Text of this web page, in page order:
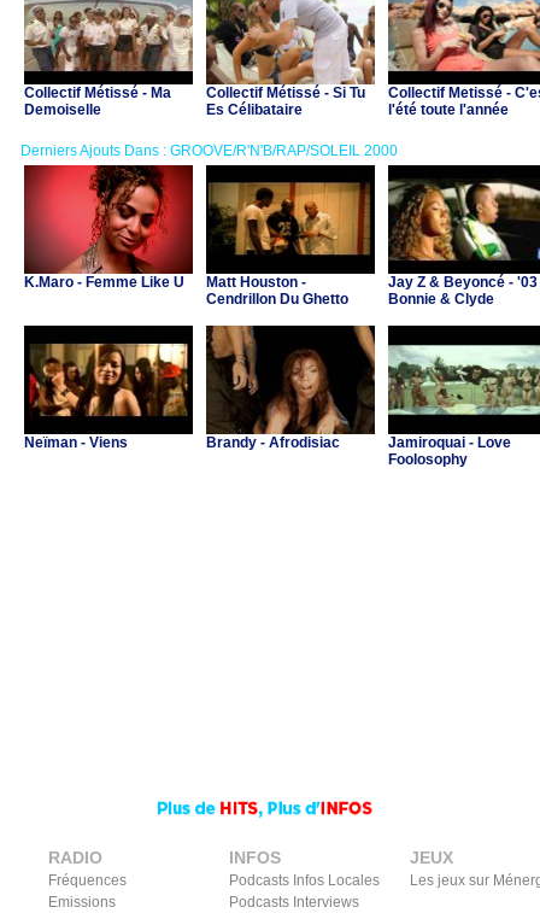
Collectif Métissé - Ma
Demoiselle
Collectif Métissé - Si Tu
Es Célibataire
Collectif Metissé -
l'été toute l'année
Derniers Ajouts Dans : GROOVE/R'N'B/RAP/SOLEIL 2000
K.Maro - Femme Like U
Matt Houston -
Cendrillon Du Ghetto
Jay Z & Beyoncé - '03
Bonnie & Clyde
Neïman - Viens Brandy - Afrodisiac
Jamiroquai - Love
Foolosophy
RADIO
Fréquences
Emissions
INFOS
Podcasts Infos Locales
Podcasts Interviews
JEUX
Les jeux sur